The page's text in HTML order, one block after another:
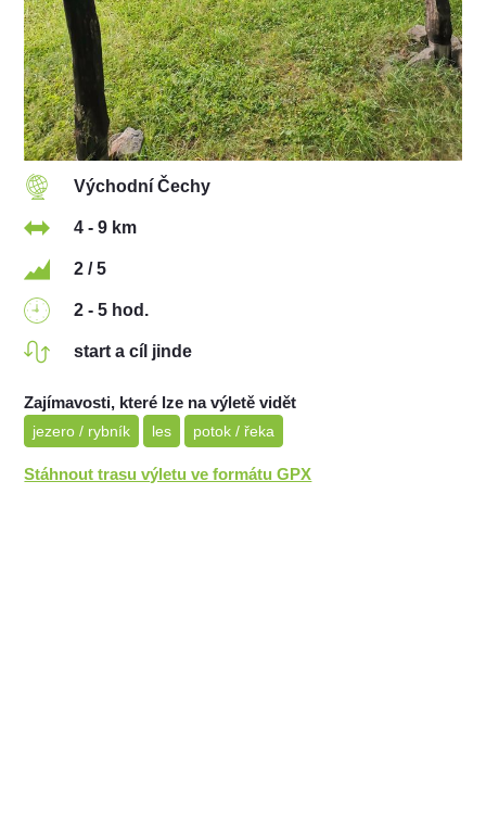
Východní Čechy
4 - 9 km
2 / 5
2 - 5 hod.
start a cíl jinde
Zajímavosti, které lze na výletě vidět
jezero / rybník les potok / řeka
Stáhnout trasu výletu ve formátu GPX